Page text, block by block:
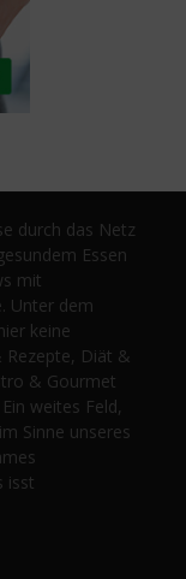
durch das Netz
Essen
mit
Unter dem
keine
Rezepte, Diät &
& Gourmet
weites Feld,
Sinne unseres
isst